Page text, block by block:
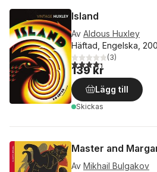
Island
Av Aldous Huxley
Häftad, Engelska,
4,3utav 5 stjärnor.
(3)
139 kr
Lägg till
Skickas
Master and
Av Mikhail Bulgakov